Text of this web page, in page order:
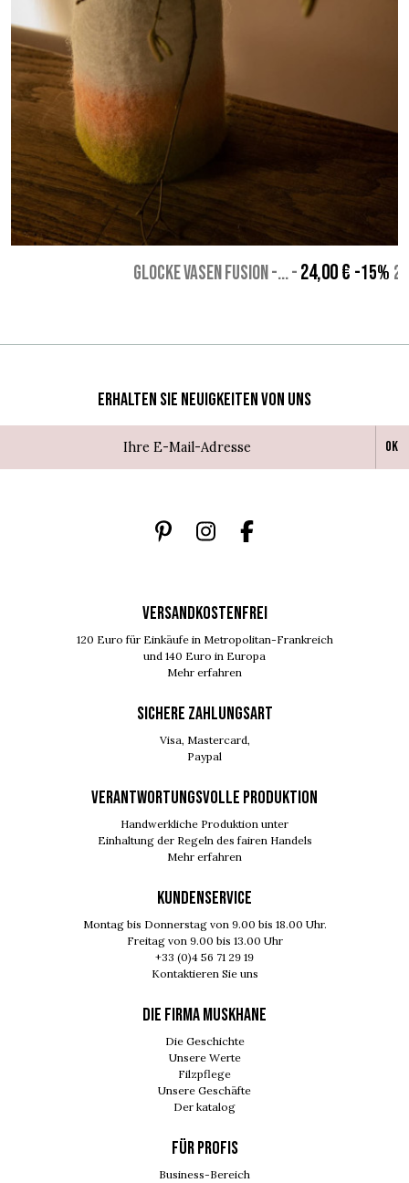
GLOCKE VASEN FUSION -...-24,00 € -15%
Erhalten Sie Neuigkeiten von uns
Ok
VERSANDKOSTENFREI
120 Euro für Einkäufe in Metropolitan-Frankreich
und 140 Euro in Europa
Mehr erfahren
SICHERE ZAHLUNGSART
Visa, Mastercard,
Paypal
VERANTWORTUNGSVOLLE PRODUKTION
Handwerkliche Produktion unter
Einhaltung der Regeln des fairen Handels
Mehr erfahren
KUNDENSERVICE
Montag bis Donnerstag von 9.00 bis 18.00 Uhr.
Freitag von 9.00 bis 13.00 Uhr
+33 (0)4 56 71 29 19
Kontaktieren Sie uns
DIE FIRMA MUSKHANE
Die Geschichte
Unsere Werte
Filzpflege
Unsere Geschäfte
Der katalog
FÜR PROFIS
Business-Bereich